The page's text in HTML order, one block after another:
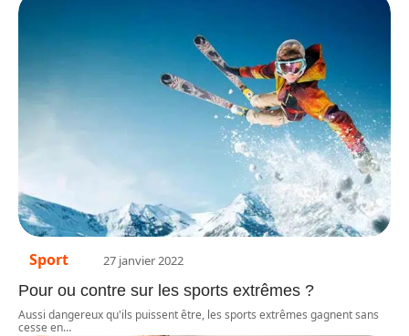
Sport 27 janvier 2022
Pour ou contre sur les sports extrêmes ?
Aussi dangereux qu'ils puissent être, les sports extrêmes gagnent sans
cesse en…